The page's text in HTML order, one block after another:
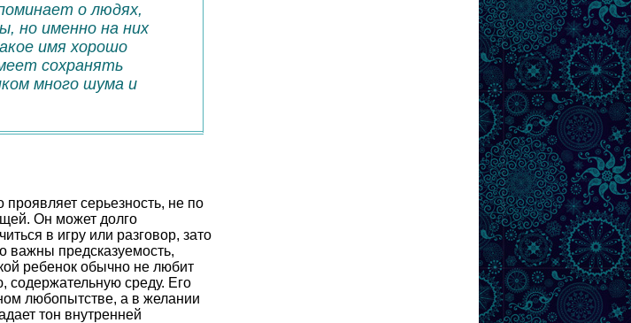
о людях,
но именно на них
имя хорошо
сохранять
много шума и
серьезность, не по
Он может долго
в игру или разговор, зато
важны предсказуемость,
ребенок обычно не любит
содержательную среду. Его
любопытстве, а в желании
тон внутренней